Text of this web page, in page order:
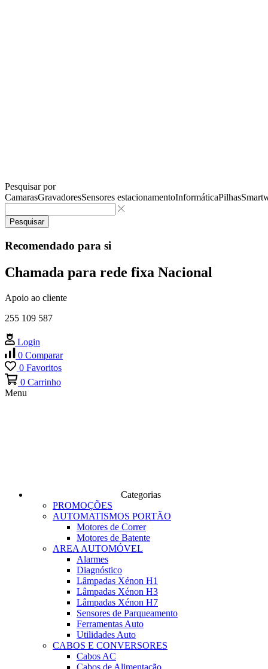
Pesquisar por
CamarasGravadoresSensores estacionamentoInformáticaPilhas
Pesquisar
Recomendado para si
Chamada para rede fixa Nacional
Apoio ao cliente
255 109 587
Login
0 Comparar
0 Favoritos
0 Carrinho
Menu
Categorias
PROMOÇÕES
AUTOMATISMOS PORTÃO
Motores de Correr
Motores de Batente
AREA AUTOMÓVEL
Alarmes
Diagnóstico
Lâmpadas Xénon H1
Lâmpadas Xénon H3
Lâmpadas Xénon H7
Sensores de Parqueamento
Ferramentas Auto
Utilidades Auto
CABOS E CONVERSORES
Cabos AC
Cabos de Alimentação